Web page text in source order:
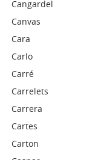
Cangardel
Canvas
Cara
Carlo
Carré
Carrelets
Carrera
Cartes
Carton